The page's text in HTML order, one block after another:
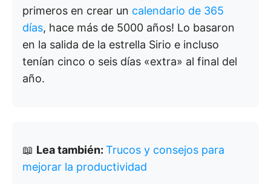
primeros en crear un calendario de 365
días, hace más de 5000 años! Lo basaron
en la salida de la estrella Sirio e incluso
tenían cinco o seis días «extra» al final del
año.
📖 Lea también: Trucos y consejos para
mejorar la productividad